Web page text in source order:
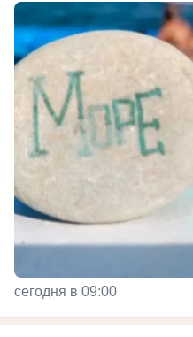
сегодня в 09:00